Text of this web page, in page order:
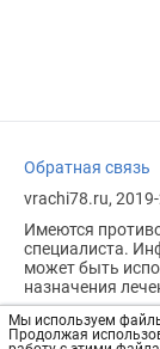
Мы используем
Продолжая
Обратная связь
vrachi78.ru, 2019-
Имеются
специалиста.
может быть
назначения
Возрастное